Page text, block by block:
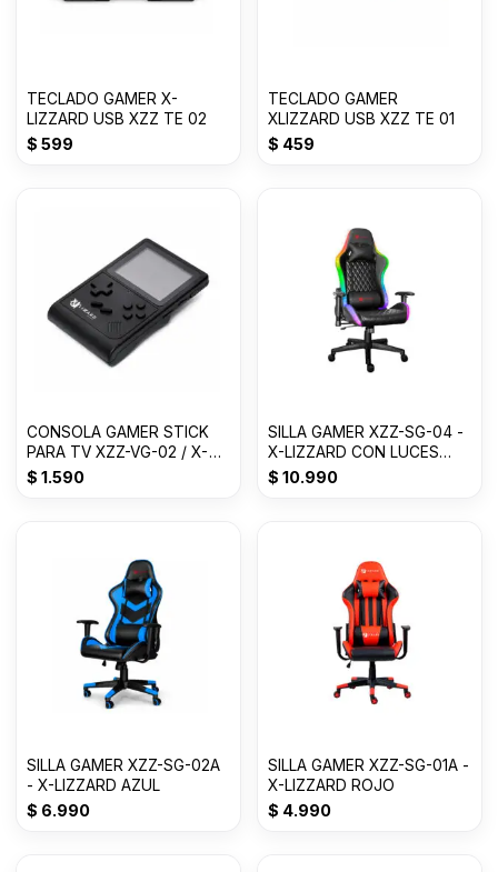
TECLADO GAMER X-
LIZZARD USB XZZ TE 02
$ 599
TECLADO GAMER
XLIZZARD USB XZZ TE 01
$ 459
CONSOLA GAMER STICK
PARA TV XZZ-VG-02 / X-
LIZZARD
$ 1.590
SILLA GAMER XZZ-SG-04 -
X-LIZZARD CON LUCES
RBG
$ 10.990
SILLA GAMER XZZ-SG-02A
- X-LIZZARD AZUL
$ 6.990
SILLA GAMER XZZ-SG-01A -
X-LIZZARD ROJO
$ 4.990